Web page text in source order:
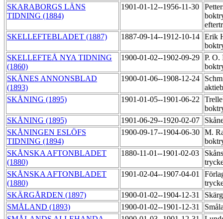
SKARABORGS LÄNS
TIDNING (1884)
1901-01-12--1956-11-30
SKELLEFTEBLADET (1887)
1887-09-14--1912-10-14 Erik
SKELLEFTEÅ NYA TIDNING
(1860)
1900-01-02--1902-09-29 P. O.
SKÅNES ANNONSBLAD
(1893)
1900-01-06--1908-12-24
SKÅNING (1895)
1901-01-05--1901-06-22
SKÅNING (1895)
1901-06-29--1920-02-07
SKÅNINGEN ESLÖFS
TIDNING (1894)
1900-09-17--1904-06-30 M.
SKÅNSKA AFTONBLADET
(1880)
1880-11-01--1901-02-03
SKÅNSKA AFTONBLADET
(1880)
1901-02-04--1907-04-01
SKÄRGÅRDEN (1897)
1900-01-02--1904-12-31
SMÅLAND (1893)
1900-01-02--1901-12-31